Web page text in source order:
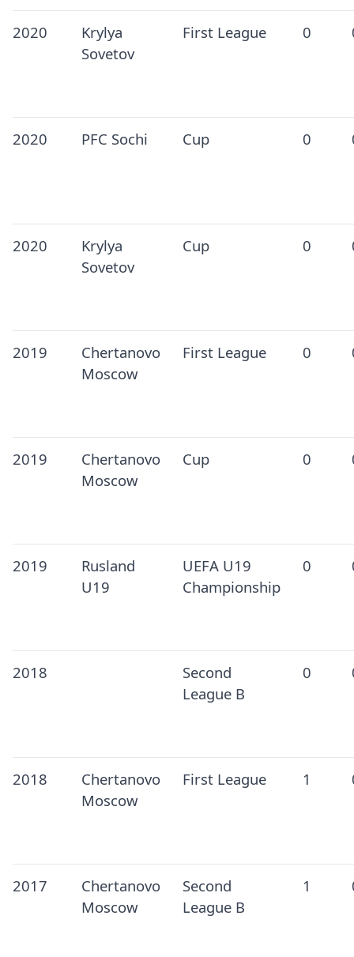
2020
Krylya
Sovetov
First League 0
2020 PFC Sochi Cup 0
2020
Krylya
Sovetov
Cup 0
2019
Chertanovo
Moscow
First League 0
2019
Chertanovo
Moscow
Cup 0
2019
Rusland
U19
UEFA U19
Championship
0
2018
Second
League B
0
2018
Chertanovo
Moscow
First League 1
2017
Chertanovo
Moscow
Second
League B
1